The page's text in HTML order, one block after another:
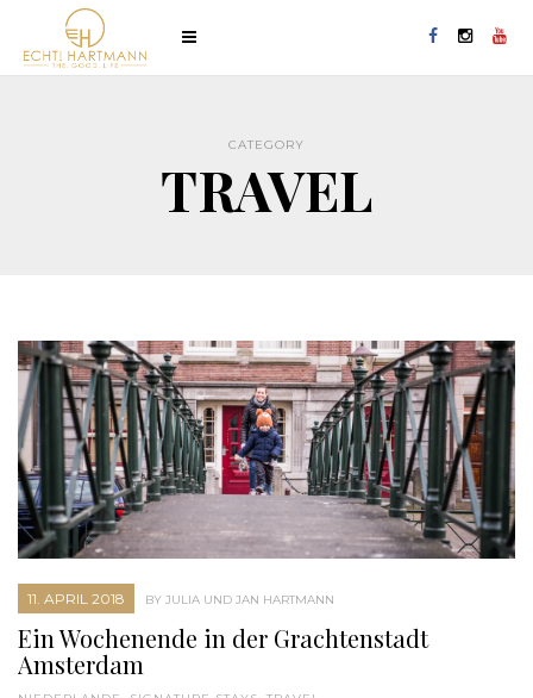
CATEGORY
TRAVEL
11. APRIL 2018 BY JULIA UND JAN HARTMANN
Ein Wochenende in der Grachtenstadt
Amsterdam